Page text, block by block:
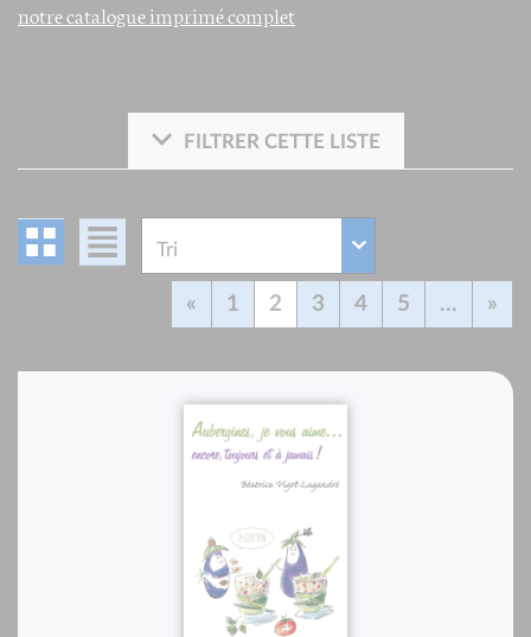
notre catalogue imprimé complet
FILTRER CETTE LISTE
« 1 2 3 4 5 ... »